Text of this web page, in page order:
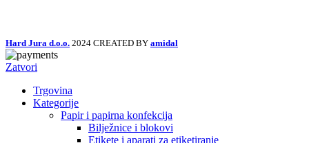
Hard Jura d.o.o. 2024 CREATED BY amidal
Zatvori
Trgovina
Kategorije
Papir i papirna konfekcija
Bilježnice i blokovi
Etikete i aparati za etiketiranje